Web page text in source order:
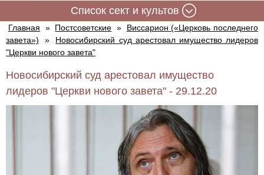
Cписок сект и культов
Главная » Постсоветские »
Виссарион («Церковь последнего
завета»)
»
Новосибирский суд арестовал имущество лидеров
"Церкви нового завета"
Новосибирский суд арестовал имущество
лидеров "Церкви нового завета" - 29.12.20